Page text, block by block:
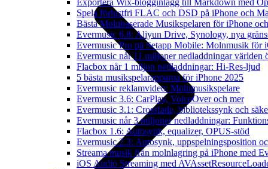
Exportera Wix-blogginlägg till Markdown med
Spela förlustfri FLAC och DSD på iPhone och
Bästa Molnbaserade Musikspelaren för iPhone
Evermusic 6.8: Aliyun Drive, Synology, nya
Evermusic Pro på Setapp Mobile: Molnmusik för
Evermusic når 11 miljoner nedladdningar världen
Flacbox når 1 miljon nedladdningar: Hi-Res-ljud
5 bästa musikspelarapparna för iPhone 2025
Evermusic reklamvideo: Molnmusikspelare
Evermusic 3.6: CarPlay, VoiceOver och mer
Evermusic 3.1: Crossfade, bibliotekssynk och
Evermusic når 3 miljoner nedladdningar:
Flacbox 1.6: Autosynk, equalizer, OPUS-stöd
Evermusic 2.3: Autosynk, uppspelningsposition
Streama musik från molnlagring på iPhone med
iOS Audio Streaming med